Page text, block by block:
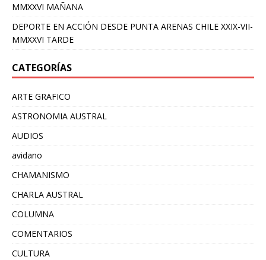
MMXXVI MAÑANA
DEPORTE EN ACCIÓN DESDE PUNTA ARENAS CHILE XXIX-VII-
MMXXVI TARDE
CATEGORÍAS
ARTE GRAFICO
ASTRONOMIA AUSTRAL
AUDIOS
avidano
CHAMANISMO
CHARLA AUSTRAL
COLUMNA
COMENTARIOS
CULTURA